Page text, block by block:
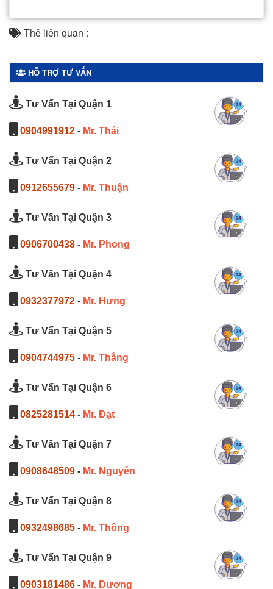
Thẻ liên quan :
HỖ TRỢ TƯ VẤN
Tư Vấn Tại Quận 1
0904991912 - Mr. Thái
Tư Vấn Tại Quận 2
0912655679 - Mr. Thuận
Tư Vấn Tại Quận 3
0906700438 - Mr. Phong
Tư Vấn Tại Quận 4
0932377972 - Mr. Hưng
Tư Vấn Tại Quận 5
0904744975 - Mr. Thắng
Tư Vấn Tại Quận 6
0825281514 - Mr. Đạt
Tư Vấn Tại Quận 7
0908648509 - Mr. Nguyên
Tư Vấn Tại Quận 8
0932498685 - Mr. Thông
Tư Vấn Tại Quận 9
0903181486 - Mr. Dương